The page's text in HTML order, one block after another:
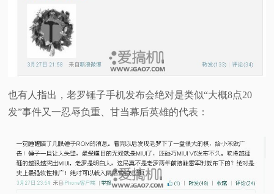
也有人指出，老罗锤子手机发布会绝对是类似“大概8点20
发”事件又一忍辱负重、甘当幕后英雄的代表：